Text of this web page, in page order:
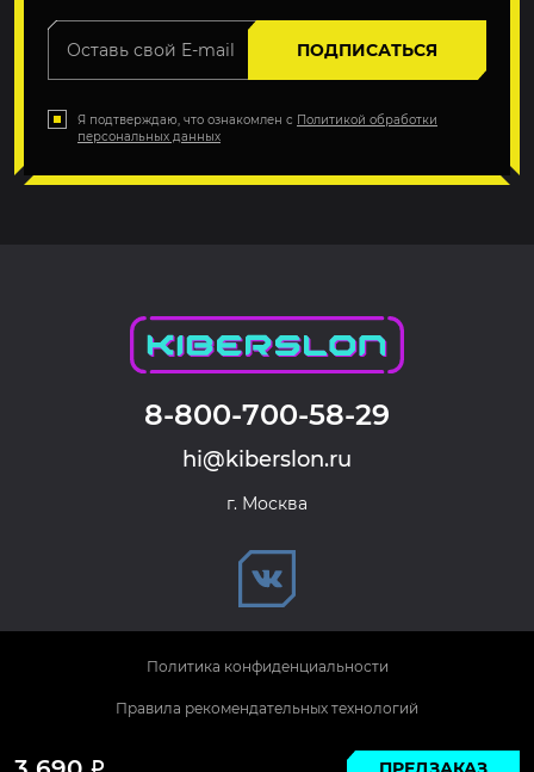
Р
ПОДПИСАТЬСЯ
Я подтверждаю, что ознакомлен с Политикой обработки
персональных данных
8-800-700-58-29
hi@kiberslon.ru
г. Москва
© 2026 KIBERSLON. Все права защищены.
Политика конфиденциальности
Правила рекомендательных технологий